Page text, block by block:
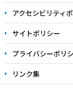
アクセシビリティ
サイトポリシー
プライバシーポリ
リンク集